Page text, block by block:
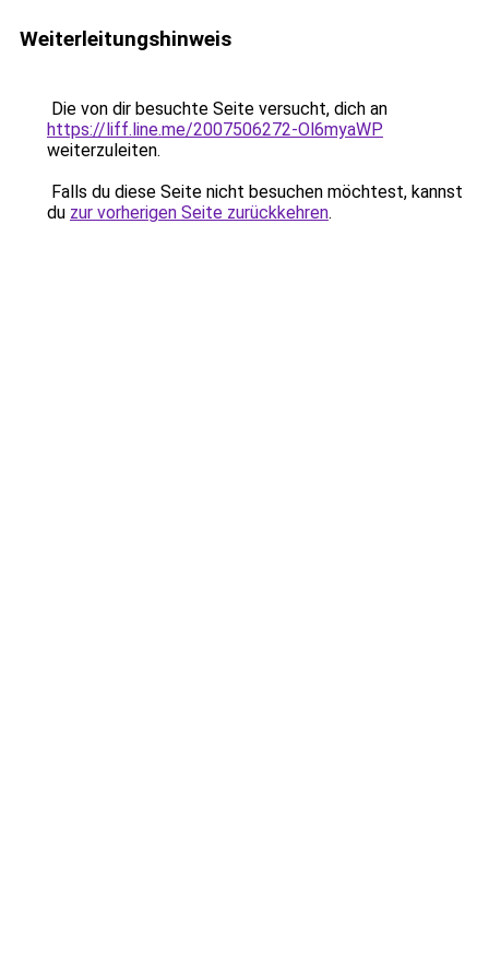
Weiterleitungshinweis
Die von dir besuchte Seite versucht, dich an
https://liff.line.me/2007506272-Ol6myaWP
weiterzuleiten.
Falls du diese Seite nicht besuchen möchtest, kannst
du zur vorherigen Seite zurückkehren.